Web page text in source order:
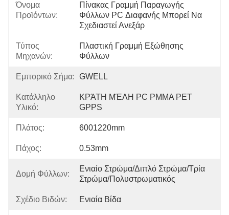
Όνομα
Προϊόντων:
Πίνακας Γραμμή Παραγωγής
Φύλλων PC Διαφανής Μπορεί Να
Σχεδιαστεί Ανεξάρ
Τύπος
Μηχανών:
Πλαστική Γραμμή Εξώθησης
Φύλλων
Εμπορικό Σήμα: GWELL
Κατάλληλο
Υλικό:
ΚΡΆΤΗ ΜΈΛΗ PC PMMA PET
GPPS
Πλάτος: 6001220mm
Πάχος: 0.53mm
Δομή Φύλλων:
Ενιαίο Στρώμα/διπλό Στρώμα/τρία
Στρώμα/πολυστρωματικός
Σχέδιο Βιδών: Ενιαία Βίδα